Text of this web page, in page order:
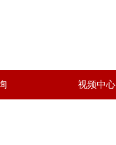
视频中心